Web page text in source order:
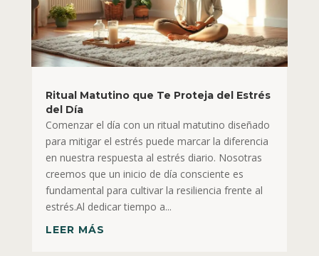
Ritual Matutino que Te Proteja del Estrés
del Día
Comenzar el día con un ritual matutino diseñado
para mitigar el estrés puede marcar la diferencia
en nuestra respuesta al estrés diario. Nosotras
creemos que un inicio de día consciente es
fundamental para cultivar la resiliencia frente al
estrés.Al dedicar tiempo a...
LEER MÁS